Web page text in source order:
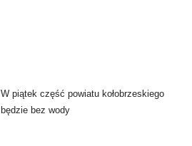
W piątek część powiatu kołobrzeskiego
będzie bez wody